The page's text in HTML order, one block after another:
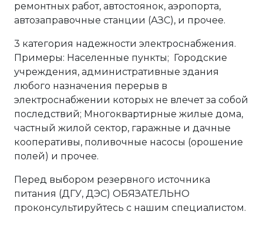
ремонтных работ, автостоянок, аэропорта,
автозаправочные станции (АЗС), и прочее.
3 категория надежности электроснабжения.
Примеры: Населенные пункты; Городские
учреждения, административные здания
любого назначения перерыв в
электроснабжении которых не влечет за собой
последствий; Многоквартирные жилые дома,
частный жилой сектор, гаражные и дачные
кооперативы, поливочные насосы (орошение
полей) и прочее.
Перед выбором резервного источника
питания (ДГУ, ДЭС) ОБЯЗАТЕЛЬНО
проконсультируйтесь с нашим специалистом.